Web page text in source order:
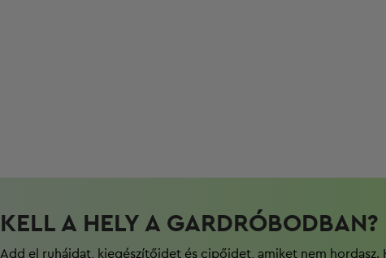
KELL A HELY A GARDRÓBODBAN?
Add el ruháidat, kiegészítőidet és cipőidet, amiket nem hordasz.